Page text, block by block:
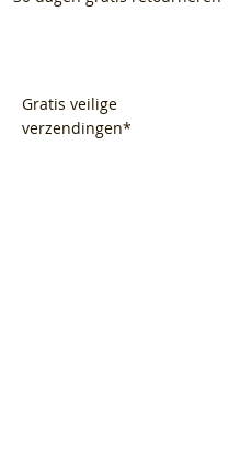
Gratis veilige
verzendingen*